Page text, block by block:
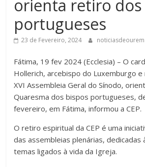
Ourém
orienta retiro dos
portugueses
23 de Fevereiro, 2024 noticiasdeourem
Fátima, 19 fev 2024 (Ecclesia) – O
Hollerich, arcebispo do Luxemburgo
XVI Assembleia Geral do Sínodo,
Quaresma dos bispos portugueses,
fevereiro, em Fátima, informou a CEP.
O retiro espiritual da CEP é uma
das assembleias plenárias, dedicadas
temas ligados à vida da Igreja.